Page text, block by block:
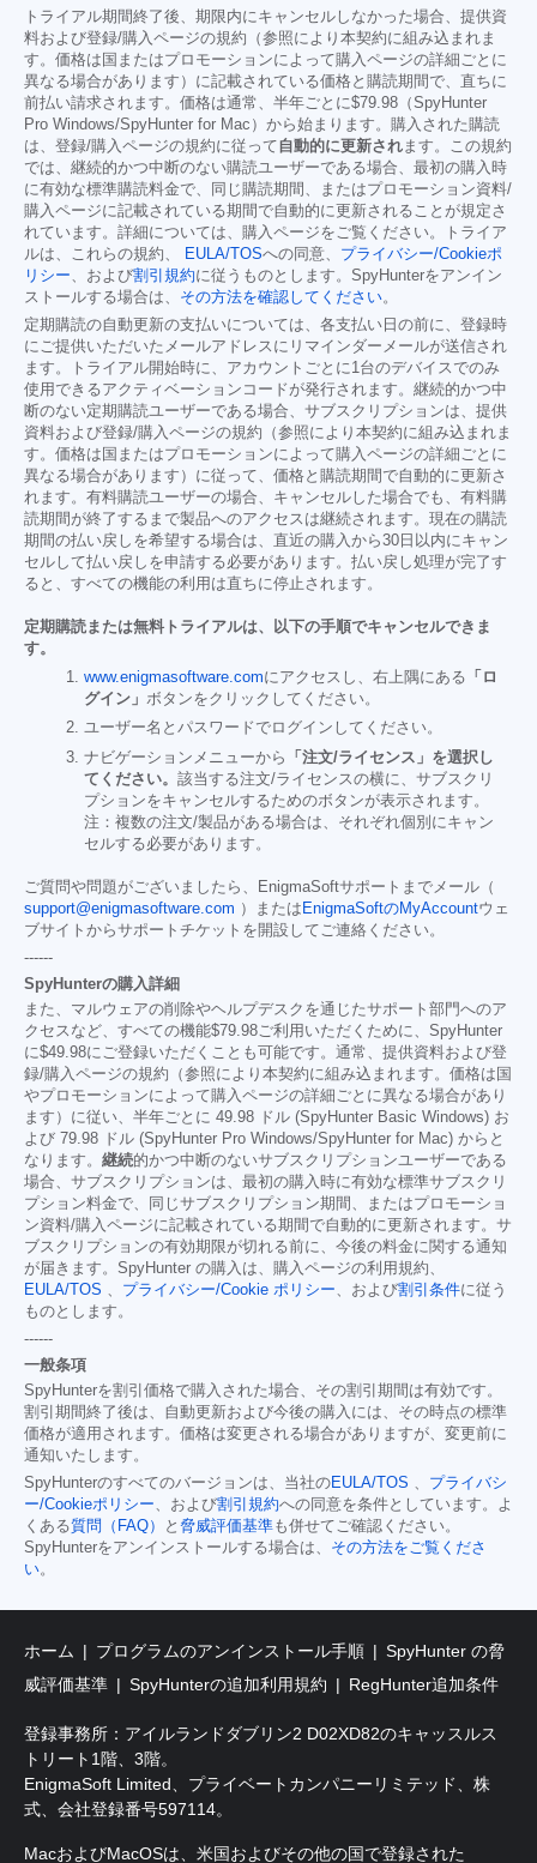
トライアル期間終了後、期限内にキャンセルしなかった場合、提供資
料および登録/購入ページの規約（参照により本契約に組み込まれま
す。価格は国またはプロモーションによって購入ページの詳細ごとに
異なる場合があります）に記載されている価格と購読期間で、直ちに
前払い請求されます。価格は通常、半年ごとに$79.98 （SpyHunter
Pro Windows/SpyHunter for Mac）から始まります。購入された購読
は、登録/購入ページの規約に従って 自動的に更新されます。この規約
では、継続的かつ中断のない購読ユーザーである場合、最初の購入時
に有効な標準購読料金で、同じ購読期間、またはプロモーション資料/
購入ページに記載されている期間で自動的に更新されることが規定さ
れています。詳細については、購入ページをご覧ください。トライア
ルは、これらの規約、
EULA/TOSへの同意、 プライバシー/Cookieポ
リシー、および割引規約に従うものとします。SpyHunterをアンイン
ストールする場合は、 その方法を確認してください。
定期購読の自動更新の支払いについては、各支払い日の前に、登録時
にご提供いただいたメールアドレスにリマインダーメールが送信され
ます。トライアル開始時に、アカウントごとに1台のデバイスでのみ
使用できるアクティベーションコードが発行されます。継続的かつ中
断のない定期購読ユーザーである場合、サブスクリプションは、提供
資料および登録/購入ページの規約（参照により本契約に組み込まれま
す。価格は国またはプロモーションによって購入ページの詳細ごとに
異なる場合があります）に従って、価格と購読期間で自動的に更新さ
れます。有料購読ユーザーの場合、キャンセルした場合でも、有料購
読期間が終了するまで製品へのアクセスは継続されます。現在の購読
期間の払い戻しを希望する場合は、直近の購入から30日以内にキャン
セルして払い戻しを申請する必要があります。払い戻し処理が完了す
ると、すべての機能の利用は直ちに停止されます。
定期購読または無料トライアルは、以下の手順でキャンセルできま
す。
www.enigmasoftware.comにアクセスし、右上隅にある 「ロ
グイン」 ボタンをクリックしてください。
ユーザー名とパスワードでログインしてください。
ナビゲーションメニューから
「注文/ライセンス」を選択し
てください。 該当する注文/ライセンスの横に、サブスクリ
プションをキャンセルするためのボタンが表示されます。
注：複数の注文/製品がある場合は、それぞれ個別にキャン
セルする必要があります。
ご質問や問題がございましたら、EnigmaSoftサポートまでメール（
support@enigmasoftware.com ）または EnigmaSoftのMyAccountウェ
ブサイトからサポートチケットを開設してご連絡ください。
------
SpyHunterの購入詳細
また、マルウェアの削除やヘルプデスクを通じたサポート部門へのア
クセスなど、すべての機能$79.98 ご利用いただくために、SpyHunter
に$49.98にご登録いただくことも可能です。通常、提供資料および登
録/購入ページの規約（参照により本契約に組み込まれます。価格は国
やプロモーションによって購入ページの詳細ごとに異なる場合があり
ます）に従い、半年ごとに 49.98 ドル (SpyHunter Basic Windows) お
よび 79.98 ドル (SpyHunter Pro Windows/SpyHunter for Mac) からと
なります。 継続的かつ中断のないサブスクリプションユーザーである
場合、サブスクリプションは、最初の購入時に有効な標準サブスクリ
プション料金で、同じサブスクリプション期間、またはプロモーショ
ン資料/購入ページに記載されている期間で自動的に更新されます。サ
ブスクリプションの有効期限が切れる前に、今後の料金に関する通知
が届きます。SpyHunter の購入は、購入ページの利用規約、
EULA/TOS
プライバシー/Cookie ポリシー 、および割引条件に従う
ものとします。
------
一般条項
SpyHunterを割引価格で購入された場合、その割引期間は有効です。
割引期間終了後は、自動更新および今後の購入には、その時点の標準
価格が適用されます。価格は変更される場合がありますが、変更前に
通知いたします。
SpyHunterのすべてのバージョンは、当社のEULA/TOS
プライバシ
ー/Cookieポリシー 、および割引規約への同意を条件としています。よ
くある質問（FAQ） と 脅威評価基準も併せてご確認ください。
SpyHunterをアンインストールする場合は、 その方法をご覧くださ
い。
ホーム プログラムのアンインストール手順
SpyHunter の脅
威評価基準
SpyHunterの追加利用規約 RegHunter追加条件
登録事務所：アイルランドダブリン2 D02XD82のキャッスルス
トリート1階、3階。
EnigmaSoft Limited、プライベートカンパニーリミテッド、株
式、会社登録番号597114。
MacおよびMacOSは、米国およびその他の国で登録された